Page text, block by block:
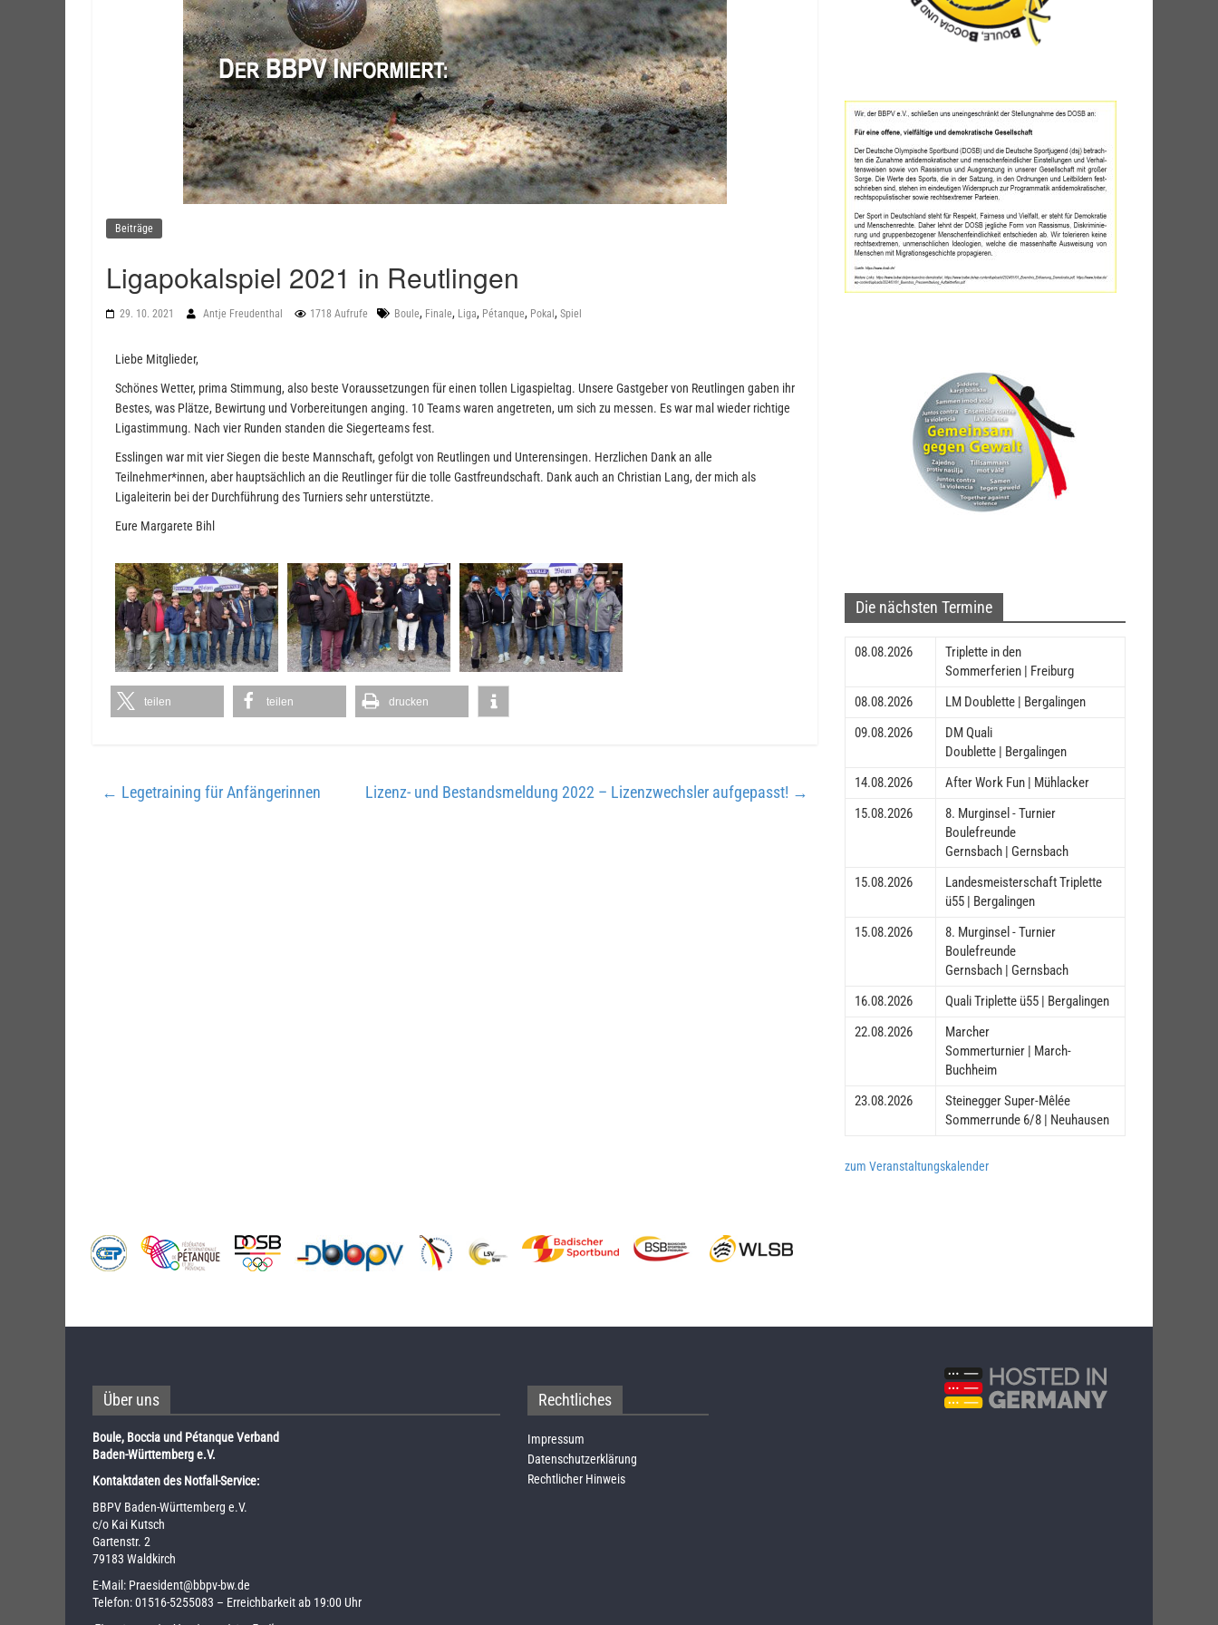
Beiträge
Ligapokalspiel 2021 in Reutlingen
29. 10. 2021 Antje Freudenthal 1718 Aufrufe Boule, Finale, Liga, Pétanque, Pokal , Spiel
Liebe Mitglieder,
Schönes Wetter, prima Stimmung, also beste Voraussetzungen für einen tollen Ligaspieltag. Unsere Gastgeber von Reutlingen gaben ihr
Bestes, was Plätze, Bewirtung und Vorbereitungen anging. 10 Teams waren angetreten, um sich zu messen. Es war mal wieder richtige
Ligastimmung. Nach vier Runden standen die Siegerteams fest.
Esslingen war mit vier Siegen die beste Mannschaft, gefolgt von Reutlingen und Unterensingen. Herzlichen Dank an alle
Teilnehmer*innen, aber hauptsächlich an die Reutlinger für die tolle Gastfreundschaft. Dank auch an Christian Lang, der mich als
Ligaleiterin bei der Durchführung des Turniers sehr unterstützte.
Eure Margarete Bihl
teilen teilen drucken
← Legetraining für Anfängerinnen Lizenz- und Bestandsmeldung 2022 – Lizenzwechsler aufgepasst! →
Die nächsten Termine
08.08.2026
Triplette in den
Sommerferien | Freiburg
08.08.2026
LM Doublette | Bergalingen
09.08.2026
DM Quali
Doublette | Bergalingen
14.08.2026
After Work Fun | Mühlacker
15.08.2026
8. Murginsel - Turnier
Boulefreunde
Gernsbach | Gernsbach
15.08.2026
Landesmeisterschaft Triplette
ü55 | Bergalingen
15.08.2026
8. Murginsel - Turnier
Boulefreunde
Gernsbach | Gernsbach
16.08.2026
Quali Triplette ü55 | Bergalingen
22.08.2026
Marcher
Sommerturnier | March-
Buchheim
23.08.2026
Steinegger Super-Mêlée
Sommerrunde 6/8 | Neuhausen
zum Veranstaltungskalender
Über uns
Boule, Boccia und Pétanque Verband
Baden-Württemberg e.V.
Kontaktdaten des Notfall-Service:
BBPV Baden-Württemberg e.V.
c/o Kai Kutsch
Gartenstr. 2
79183 Waldkirch
E-Mail: Praesident@bbpv-bw.de
Telefon:01516-5255083 – Erreichbarkeit ab 19:00 Uhr
Rechtliches
Impressum
Datenschutzerklärung
Rechtlicher Hinweis